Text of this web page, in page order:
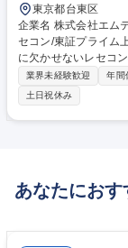
東京都台東区
企業名 株式会社エムティーアイ 求人名 【サービ
セコン/東証プライム上場/薬局現場
に欠かせないレセコ
なく、販売代理店と
キルを身につけることができます◎ ・販売代
ャットによる問い合わせ対応 主な問い合わせ：システム
険制度の質問、機能
業界未経験歓迎 年間
土日祝休み
あなたにおす